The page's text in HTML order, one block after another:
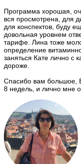
Программа хорошая,
вся просмотрена, для
для конспектов, буду
довольная уровнем
тарифе. Лина тоже
определение
заняться Кате лично с
дороже.
Спасибо вам большое,
8 недель, и лично мне